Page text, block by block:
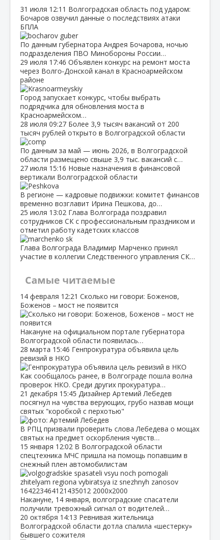
31 июля 12:11 Волгоградская область под ударом:
Бочаров озвучил данные о последствиях атаки
БПЛА
По данным губернатора Андрея Бочарова, ночью
подразделения ПВО Минобороны России…
29 июля 17:46 Объявлен конкурс на ремонт моста
через Волго‑Донской канал в Красноармейском
районе
Город запускает конкурс, чтобы выбрать
подрядчика для обновления моста в
Красноармейском…
28 июля 09:27 Более 3,9 тысяч вакансий от 200
тысяч рублей открыто в Волгоградской области
По данным за май — июнь 2026, в Волгоградской
области размещено свыше 3,9 тыс. вакансий с…
27 июля 15:16 Новые назначения в финансовой
вертикали Волгоградской области
В регионе — кадровые подвижки: комитет финансов
временно возглавит Ирина Пешкова, до…
25 июля 13:02 Глава Волгограда поздравил
сотрудников СК с профессиональным праздником и
отметил работу кадетских классов
Глава Волгограда Владимир Марченко принял
участие в коллегии Следственного управления СК…
Самые читаемые
14 февраля 12:21 Сколько ни говори: Боженов,
Боженов – мост не появится
Накануне на официальном портале губернатора
Волгоградской области появилась…
28 марта 15:46 Генпрокуратура объявила цель
ревизий в НКО
Как сообщалось ранее, в Волгограде пошла волна
проверок НКО. Среди других прокуратура…
21 декабря 15:45 Дизайнер Артемий Лебедев
посягнул на чувства верующих, грубо назвав мощи
святых "коробкой с перхотью"
В РПЦ призвали проверить слова Лебедева о мощах
святых на предмет оскорбления чувств…
15 января 12:02 В Волгоградской области
спецтехника МЧС пришла на помощь попавшим в
снежный плен автомобилистам
Накануне, 14 января, волгоградские спасатели
получили тревожный сигнал от водителей…
20 октября 14:13 Ревнивая жительница
Волгоградской области дотла спалила «шестерку»
бывшего сожителя